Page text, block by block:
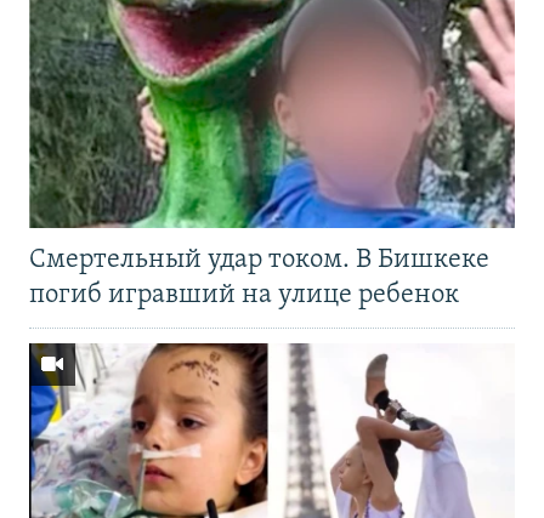
Смертельный удар током. В Бишкеке
погиб игравший на улице ребенок